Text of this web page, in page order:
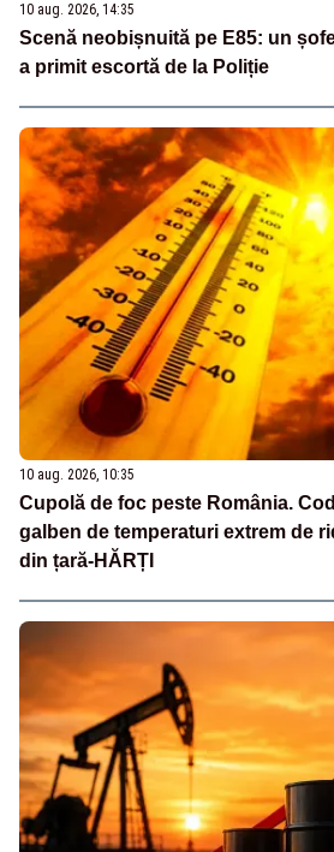
10 aug. 2026, 14:35
Scenă neobișnuită pe E85: un
a primit escortă de la Poliție
10 aug. 2026, 10:35
Cupolă de foc peste România.
galben de temperaturi extrem de
din țară-HĂRȚI